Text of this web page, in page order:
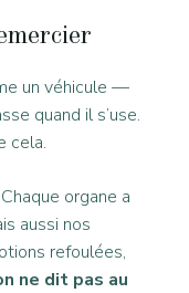
un véhicule —
quand il s’use.
cela.
organe a
aussi nos
refoulées,
ne dit pas au